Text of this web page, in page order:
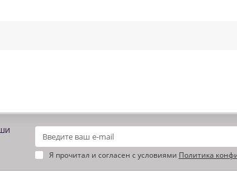
Я прочитал и согласен с условиями Политика